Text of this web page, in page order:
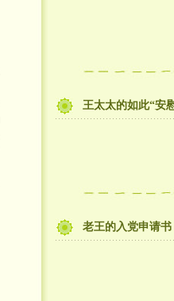
王太太的如此“安
老王的入党申请书